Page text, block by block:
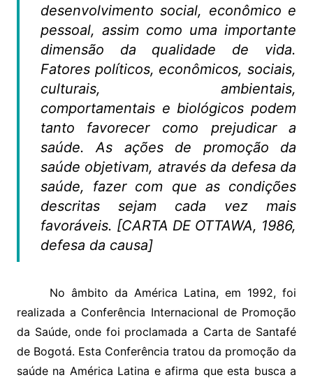
desenvolvimento social, econômico e
pessoal, assim como uma importante
dimensão da qualidade de vida.
Fatores políticos, econômicos, sociais,
culturais, ambientais,
comportamentais e biológicos podem
tanto favorecer como prejudicar a
saúde. As ações de promoção da
saúde objetivam, através da defesa da
saúde, fazer com que as condições
descritas sejam cada vez mais
favoráveis. [CARTA DE OTTAWA, 1986,
defesa da causa]
No âmbito da América Latina, em 1992, foi
realizada a Conferência Internacional de Promoção
da Saúde, onde foi proclamada a Carta de Santafé
de Bogotá. Esta Conferência tratou da promoção da
saúde na América Latina e afirma que esta busca a